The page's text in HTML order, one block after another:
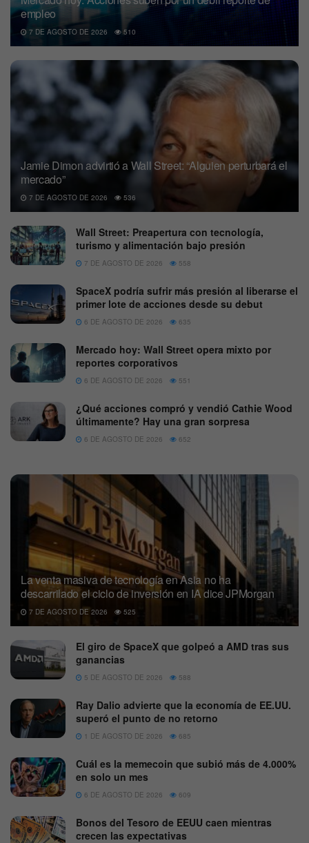
empleo
7 DE AGOSTO DE 2026 510
Jamie Dimon advirtió a Wall Street: “Alguien perturbará el
mercado”
7 DE AGOSTO DE 2026 536
Wall Street: Preapertura con tecnología,
turismo y alimentación bajo presión
7 DE AGOSTO DE 2026 558
SpaceX podría sufrir más presión al liberarse el
primer lote de acciones desde su debut
6 DE AGOSTO DE 2026 635
Mercado hoy: Wall Street opera mixto por
reportes corporativos
6 DE AGOSTO DE 2026 551
¿Qué acciones compró y vendió Cathie Wood
últimamente? Hay una gran sorpresa
6 DE AGOSTO DE 2026 652
La venta masiva de tecnología en Asia no ha
descarrilado el ciclo de inversión en IA dice JPMorgan
7 DE AGOSTO DE 2026 525
El giro de SpaceX que golpeó a AMD tras sus
ganancias
5 DE AGOSTO DE 2026 588
Ray Dalio advierte que la economía de EE.UU.
superó el punto de no retorno
1 DE AGOSTO DE 2026 685
Cuál es la memecoin que subió más de 4.000%
en solo un mes
6 DE AGOSTO DE 2026 609
Bonos del Tesoro de EEUU caen mientras
crecen las expectativas